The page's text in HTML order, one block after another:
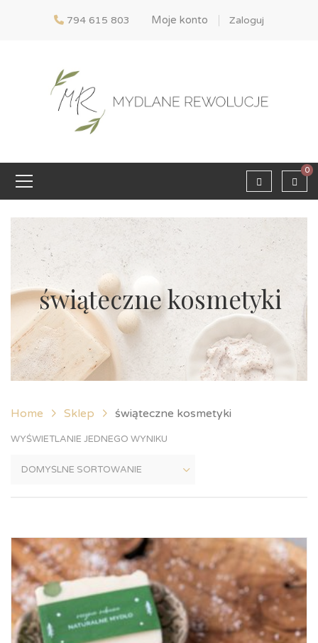
794 615 803 Moje konto Zaloguj
0
świąteczne kosmetyki
Home Sklep świąteczne kosmetyki
WYŚWIETLANIE JEDNEGO WYNIKU